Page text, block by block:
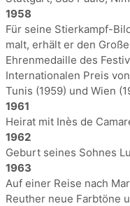
1958
Für seine Stierkampf-
malt, erhält er den
Ehrenmedaille des
Internationalen Preis
Tunis (1959) und Wien
1961
Heirat mit Inès de
1962
Geburt seines Sohnes
1963
Auf einer Reise nach
Reuther neue Farbtöne